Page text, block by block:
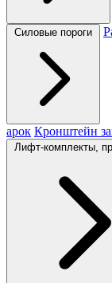
Силовые пороги
арок Кронштейн
Лифт-комплекты,